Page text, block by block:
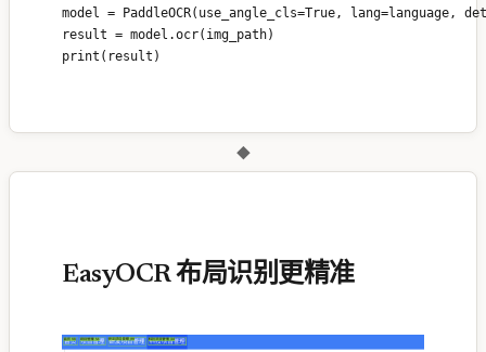
model = PaddleOCR(use_angle_cls=True, lang=language,
result = model.ocr(img_path)
◆
EasyOCR 布局识别更精准